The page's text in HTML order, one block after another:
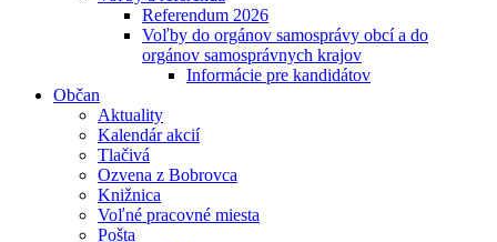
Referendum 2026
Voľby do orgánov samosprávy obcí a do
orgánov samosprávnych krajov
Informácie pre kandidátov
Občan
Aktuality
Kalendár akcií
Tlačivá
Ozvena z Bobrovca
Knižnica
Voľné pracovné miesta
Pošta